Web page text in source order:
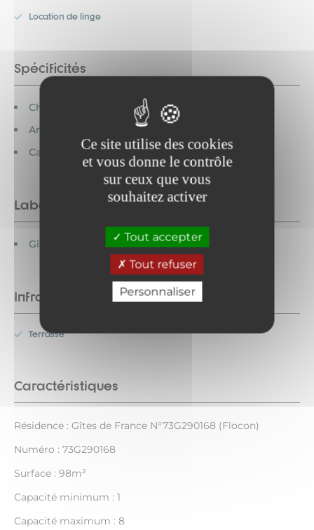
Ce site utilise des cookies
et vous donne le contrôle
sur ceux que vous
souhaitez activer
Tout accepter
Tout refuser
Personnaliser
Location de linge
Spécificités
Chèques vacances acceptés
Animaux interdits
Cartes bancaires acceptées
Labels
Gîtes de France
Infrastructures
Terrasse
Caractéristiques
Résidence : Gîtes de France N°73G290168 (Flocon)
Numéro : 73G290168
Surface : 98m²
Capacité minimum : 1
Capacité maximum : 8